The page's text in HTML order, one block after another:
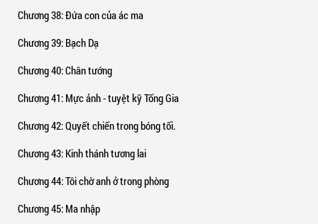
Chương 38: Đứa con của ác ma
Chương 39: Bạch Dạ
Chương 40: Chân tướng
Chương 41: Mực ảnh - tuyệt kỹ Tống Gia
Chương 42: Quyết chiến trong bóng tối.
Chương 43: Kinh thánh tương lai
Chương 44: Tôi chờ anh ở trong phòng
Chương 45: Ma nhập